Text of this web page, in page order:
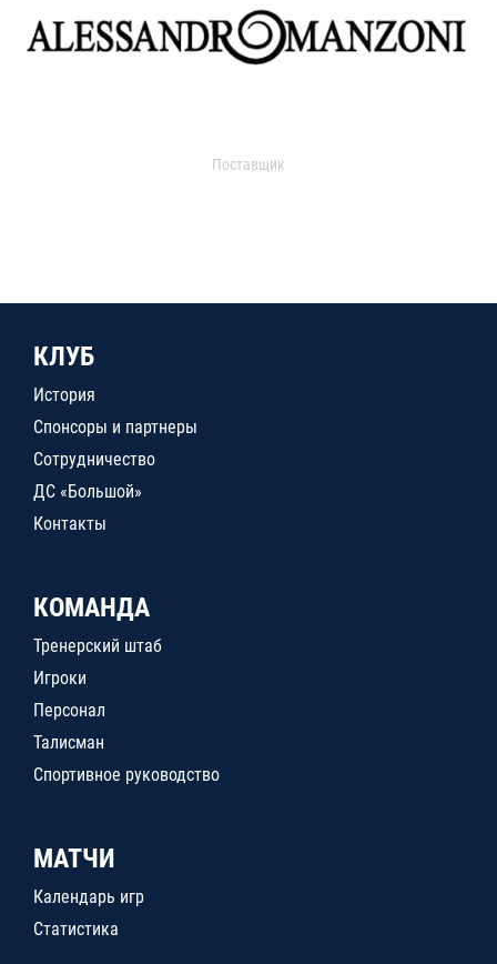
Поставщик
КЛУБ
История
Спонсоры и партнеры
Сотрудничество
ДС «Большой»
Контакты
КОМАНДА
Тренерский штаб
Игроки
Персонал
Талисман
Спортивное руководство
МАТЧИ
Календарь игр
Статистика